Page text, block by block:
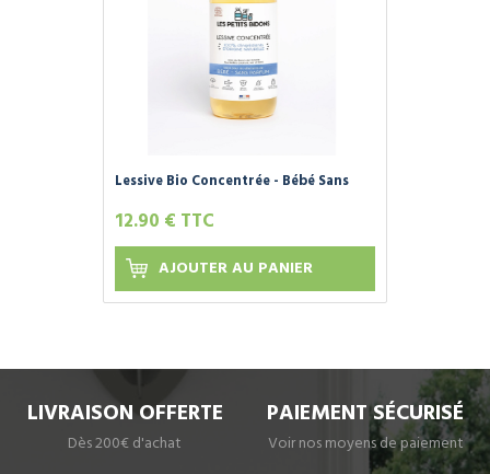
Lessive Bio Concentrée - Bébé Sans
12.90 € TTC
AJOUTER AU PANIER
LIVRAISON OFFERTE
Dès 200€ d'achat
PAIEMENT SÉCURISÉ
Voir nos moyens de paiement